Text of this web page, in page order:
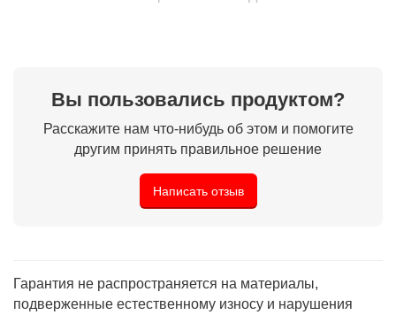
Вы пользовались продуктом?
Расскажите нам что-нибудь об этом и помогите
другим принять правильное решение
Написать отзыв
Гарантия не распространяется на материалы,
подверженные естественному износу и нарушения